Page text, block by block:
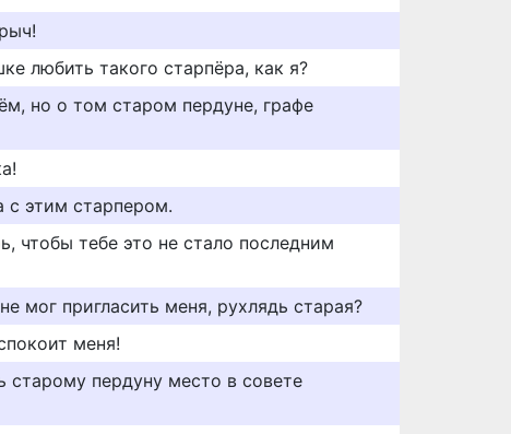
любить такого старпёра, как я?
но о том старом пердуне, графе
с этим старпером.
чтобы тебе это не стало последним
мог пригласить меня, рухлядь старая?
меня!
старому пердуну место в совете